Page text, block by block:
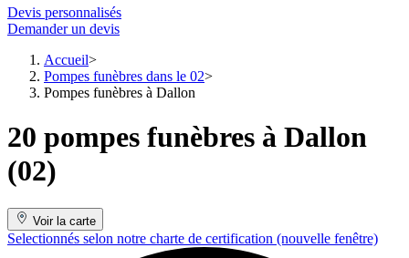
Devis personnalisés
Demander un devis
Accueil
Pompes funèbres dans le 02
Pompes funèbres à Dallon
20 pompes funèbres à Dallon
(02)
Voir la carte
Selectionnés selon notre charte de certification (nouvelle fenêtre)